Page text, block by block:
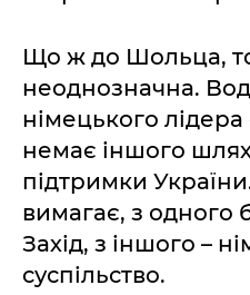
Що ж до Шольца,
неоднозначна.
німецького
немає іншого
підтримки
вимагає, з одного
Захід, з іншого –
суспільство.